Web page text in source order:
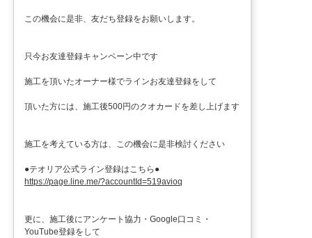
この機会に是非、友だち登録をお願いします。
只今お友達登録キャンペーン中です
施工を頂いたオーナー様でラインお友達登録をして
頂いた方には、施工後500円のクオカードを差し上げます
施工を考えている方は、この機会に是非検討ください
●テオリア公式ライン登録はこちら●
https://page.line.me/?accountId=519avioq
更に、施工後にアンケート協力・Google口コミ・
YouTube登録をして